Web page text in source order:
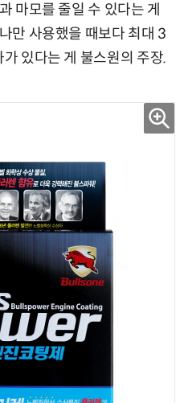
마모를 줄일 수 있다는 게
만 사용했을 때보다 최대 3
있다는 게 불스원의 주장.